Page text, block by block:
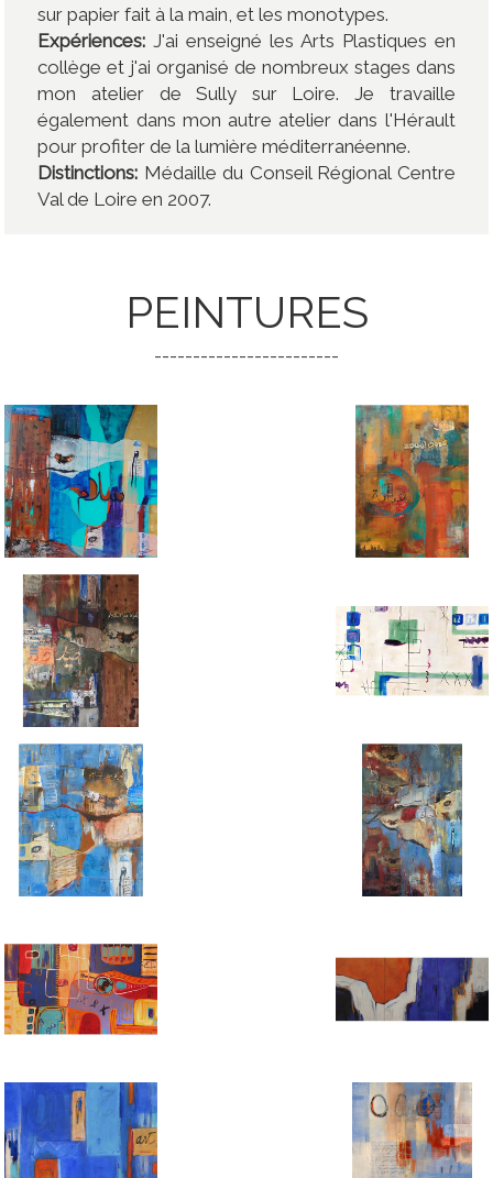
sur papier fait à la main, et les monotypes.
Expériences: J'ai enseigné les Arts Plastiques en
collège et j'ai organisé de nombreux stages dans
mon atelier de Sully sur Loire. Je travaille
également dans mon autre atelier dans l'Hérault
pour profiter de la lumière méditerranéenne.
Distinctions: Médaille du Conseil Régional Centre
Val de Loire en 2007.
PEINTURES
------------------------